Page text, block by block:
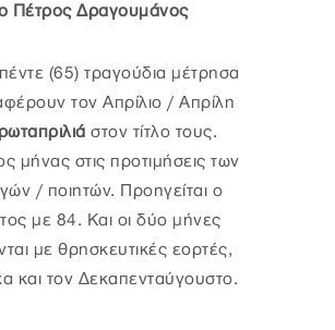
Πέτρος Δραγουμάνος
(65) τραγούδια μέτρησα
τον Απρίλιο / Απρίλη
στον τίτλο τους.
μήνας στις προτιμήσεις των
/ ποιητών. Προηγείται ο
με 84. Και οι δύο μήνες
με θρησκευτικές εορτές,
και τον Δεκαπενταύγουστο.